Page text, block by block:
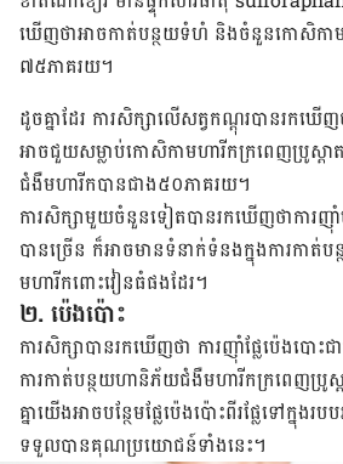
ឃើញ​ថា​អាច​កាត់​បន្ថយ​ទំហំ និង​ចំនួន​កោសិកា​
៧៥​ភាគ​រយ​។
ដូច​គ្នា​ដែរ ការសិក្សា​លើ​សត្វ​កណ្ដុរ​បាន​រក​ឃើញ​
អាច​ជួយ​សម្លាប់​កោសិកា​មហារីក​ក្រ​ពេញ​ប្រូស្ត
ជំងឺ​មហារីកបាន​ជាង​៥០​ភាគ​រយ​។
ការ​សិក្សា​មួយ​ចំនួន​ទៀត​បាន​រក​ឃើញ​ថា​ការ​ញ៉
បាន​ច្រើន ក៏​អាច​មាន​ទំនាក់​ទំនង​ក្នុង​ការ​កា
មហារីក​ពោះ​វៀន​ធំ​ផង​ដែរ​។​​
២.ប៉េងប៉ោះ
ការ​សិក្សា​បាន​រក​ឃើញ​ថា​ ការ​ញ៉ាំ​ផ្លែ​ប៉េង​បោះ​
ការ​កាត់​បន្ថយ​ហានិភ័យ​ជំងឺ​មហារីក​ក្រ​ពេញ​ប្រូស្
គ្នា​យើង​អាច​បន្ថែម​ផ្លែ​ប៉េង​ប៉ោះ​ពីរ​ផ្លែ​ទៅ​ក្នុង​រ
ទទួល​បាន​គុណ​ប្រ​យោជន៍​ទាំង​នេះ​។​